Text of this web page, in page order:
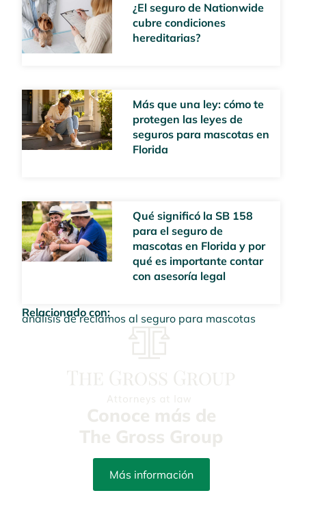
¿El seguro de Nationwide
cubre condiciones
hereditarias?
Más que una ley: cómo te
protegen las leyes de
seguros para mascotas en
Florida
Qué significó la SB 158
para el seguro de
mascotas en Florida y por
qué es importante contar
con asesoría legal
Relacionado con:
análisis de reclamos al seguro para mascotas
Conoce más de
The Gross Group
Más información